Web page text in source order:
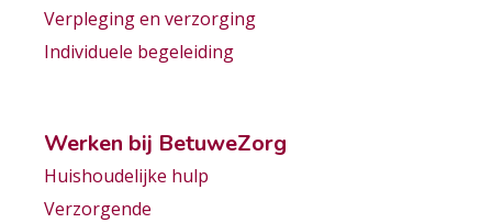
Verpleging en verzorging
Individuele begeleiding
Werken bij BetuweZorg
Huishoudelijke hulp
Verzorgende